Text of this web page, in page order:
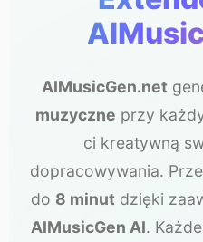
AIMusicGen.net
muzyczne przy
ci kreatywną
dopracowywania.
do 8 minut dzięki
AIMusicGen AI.